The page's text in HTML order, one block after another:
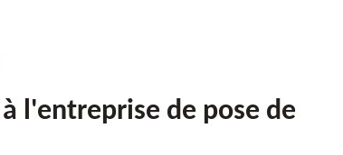
l'entreprise de pose de